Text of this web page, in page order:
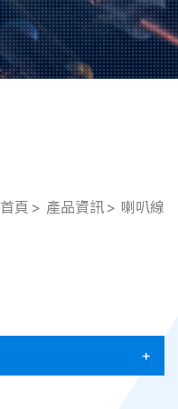
首頁 產品資訊 喇叭線